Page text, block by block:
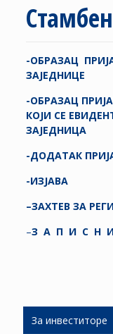
-ОБРАЗАЦ
ЗАЈЕДНИЦЕ
-ОБРАЗАЦ
КОЈИ СЕ
ЗАЈЕДНИЦА
-ДОДАТАК
-ИЗЈАВА
–ЗАХТЕВ ЗА
–З А П И С Н
За инвеститоре